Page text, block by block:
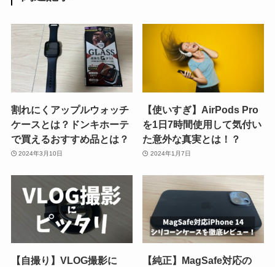
割れにくアップルウォッチ
ケースとは？ドンキホーテ
で買えるおすすめ品とは？
2024年3月10日
【使いすぎ】AirPods Pro
を1日7時間使用して気付い
た意外な真実とは！？
2024年1月7日
【自撮り】VLOG撮影に
【純正】MagSafe対応の